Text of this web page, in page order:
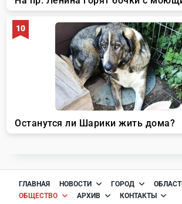
ГЛАВНАЯ НОВОСТИ ГОРОД
ОБЩЕСТВО
АРХИВ КОНТАКТЫ